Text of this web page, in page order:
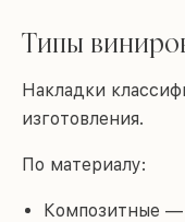
Типы
Накладки
изготовления.
По материалу:
Композитные